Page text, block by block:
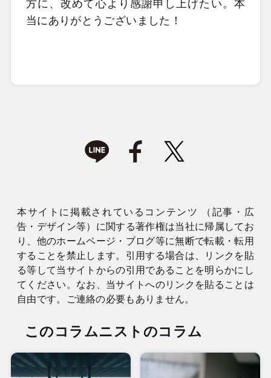
方に、改めて心より感謝申し上げたい。本
当にありがとうございました！
本サイトに掲載されているコンテンツ （記事・広
告・デザイン等）に関する著作権は当社に帰属してお
り、他のホームページ・ブログ等に無断で転載・転用
することを禁止します。引用する場合は、リンクを貼
る等して当サイトからの引用であることを明らかにし
てください。なお、当サイトへのリンクを貼ることは
自由です。ご連絡の必要もありません。
このコラムニストのコラム